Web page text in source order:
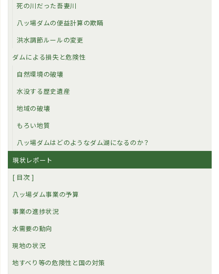
死の川だった吾妻川
八ッ場ダムの便益計算の欺瞞
洪水調節ルールの変更
ダムによる損失と危険性
自然環境の破壊
水没する歴史遺産
地域の破壊
もろい地質
八ッ場ダムはどのようなダム湖になるのか？
現状レポート
[ 目次 ]
八ッ場ダム事業の予算
事業の進捗状況
水需要の動向
現地の状況
地すべり等の危険性と国の対策